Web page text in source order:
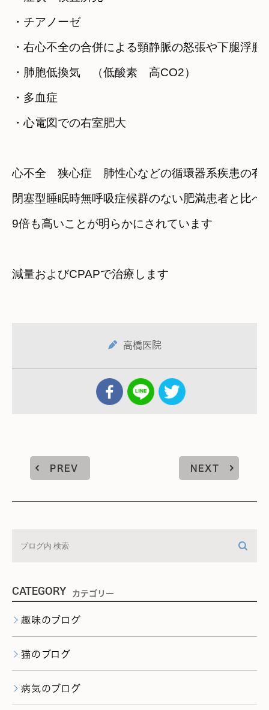
・チアノーゼ
・右心不全の合併による頸静脈の怒張や下腿浮腫
・肺胞低換気　（低酸素　高CO2）
・多血症
・心電図での右室肥大
心不全　狭心症　肺性心などの循環器系疾患の有
閉塞型睡眠時無呼吸症候群のない肥満患者と比べ
9倍も高いことが明らかにされています
減量およびCPAPで治療します
高橋医院
PREV NEXT
CATEGORY カテゴリー
趣味のブログ
猫のブログ
病気のブログ